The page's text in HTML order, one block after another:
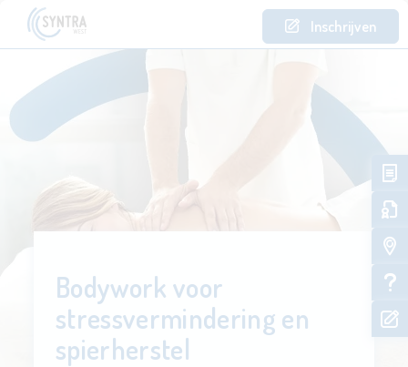
Inschrijven
Bodywork voor
stressvermindering en
spierherstel